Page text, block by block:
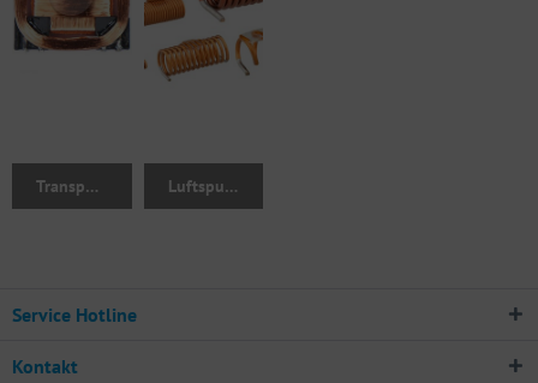
Transponderspulen Luftspulen
Service Hotline
Kontakt